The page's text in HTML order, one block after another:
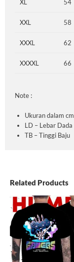
XL 54
XXL 58
XXXL 62
XXXXL 66
Note :
Ukuran dalam cm
LD – Lebar Dada
TB – Tinggi Baju
Related Products